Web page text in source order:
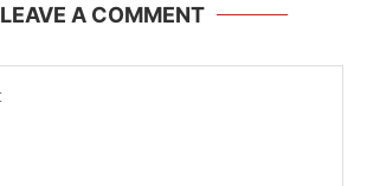
LEAVE A COMMENT